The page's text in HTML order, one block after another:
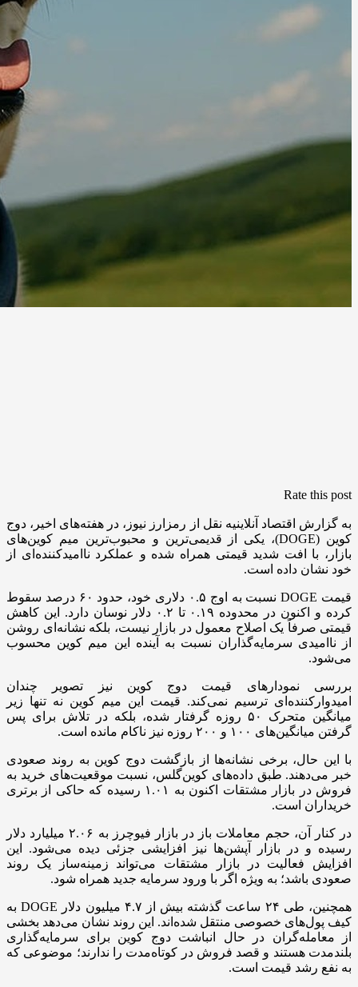
Rate this post
به گزارش اقتصاد آنلاینیه نقل از رمزارز نیوز، در هفته‌های اخیر، دوج
کوین (DOGE)، یکی از قدیمی‌ترین و محبوب‌ترین میم کوین‌های
بازار، با افت شدید قیمتی همراه شده و عملکرد ناامیدکننده‌ای از
خود نشان داده است.
قیمت DOGE نسبت به اوج ۰.۵ دلاری خود، حدود ۶۰ درصد سقوط
کرده و اکنون در محدوده ۰.۱۹ تا ۰.۲ دلار نوسان دارد. این کاهش
قیمتی صرفاً یک اصلاح معمول در بازار نیست، بلکه نشانه‌ای روشن
از ناامیدی سرمایه‌گذاران نسبت به آینده این میم کوین محسوب
می‌شود.
بررسی نمودار‌های قیمت دوج کوین نیز تصویر چندان
امیدوارکننده‌ای ترسیم نمی‌کند. قیمت این میم کوین نه تنها زیر
میانگین متحرک ۵۰ روزه گرفتار شده، بلکه در تلاش برای پس
گرفتن میانگین‌های ۱۰۰ و ۲۰۰ روزه نیز ناکام مانده است.
با این حال، برخی نشانه‌ها از بازگشت دوج کوین به روند صعودی
خبر می‌دهند. طبق داده‌های کوین‌گلس، نسبت موقعیت‌های خرید به
فروش در بازار مشتقات اکنون به ۱.۰۱ رسیده که حاکی از برتری
خریداران است.
در کنار آن، حجم معاملات باز در بازار فیوچرز به ۲.۰۶ میلیارد دلار
رسیده و در بازار آپشن‌ها نیز افزایشی جزئی دیده می‌شود. این
افزایش فعالیت در بازار مشتقات می‌تواند زمینه‌ساز یک روند
صعودی باشد؛ به ویژه اگر با ورود سرمایه جدید همراه شود.
همچنین، طی ۲۴ ساعت گذشته بیش از ۴.۷ میلیون دلار DOGE به
کیف پول‌های خصوصی منتقل شده‌اند. این روند نشان می‌دهد بخشی
از معامله‌گران در حال انباشت دوج کوین برای سرمایه‌گذاری
بلندمدت هستند و قصد فروش در کوتاه‌مدت را ندارند؛ موضوعی که
به نفع رشد قیمت است.